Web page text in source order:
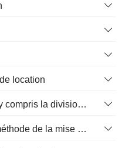
location
Intérêts minoritaires, total (y compris la division financière)
Investissements selon la méthode de la mise en équivalence, total